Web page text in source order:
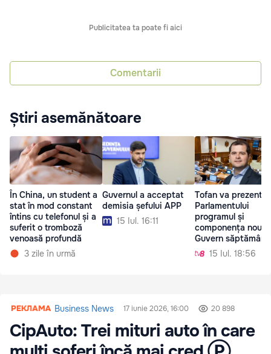
Publicitatea ta poate fi aici
Comentarii
Știri asemănătoare
În China, un student a
stat în mod constant
întins cu telefonul și a
suferit o tromboză
venoasă profundă
3 zile în urmă
Guvernul a acceptat
demisia șefului APP
15 Iul. 16:11
Tofan va prezenta
Parlamentului
programul și
componența noului
Guvern săptămâna
viitoare15 Iul. 18:56
Business News 17 iunie 2026, 16:00 20 898
CipAuto: Trei mituri auto în care